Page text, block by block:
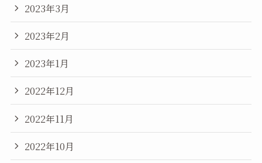
2023年3月
2023年2月
2023年1月
2022年12月
2022年11月
2022年10月